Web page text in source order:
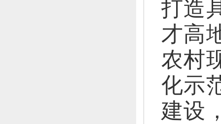
打造
才高
农村
化示
建设